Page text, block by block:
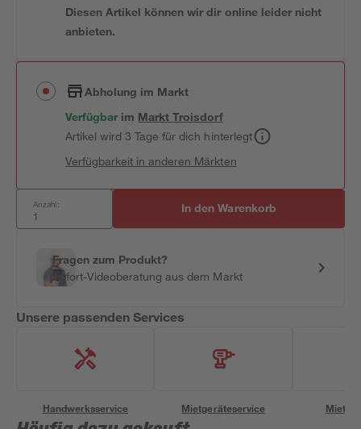
Diesen Artikel können wir dir online leider nicht
anbieten.
Abholung im Markt
Verfügbar im MarktTroisdorf
Artikel wird 3 Tage für dich hinterlegt
Verfügbarkeit in anderen Märkten
Anzahl: In den Warenkorb
Fragen zum Produkt?
Sofort-Videoberatung aus dem Markt
Unsere passenden Services
Handwerksservice Mietgeräteservice